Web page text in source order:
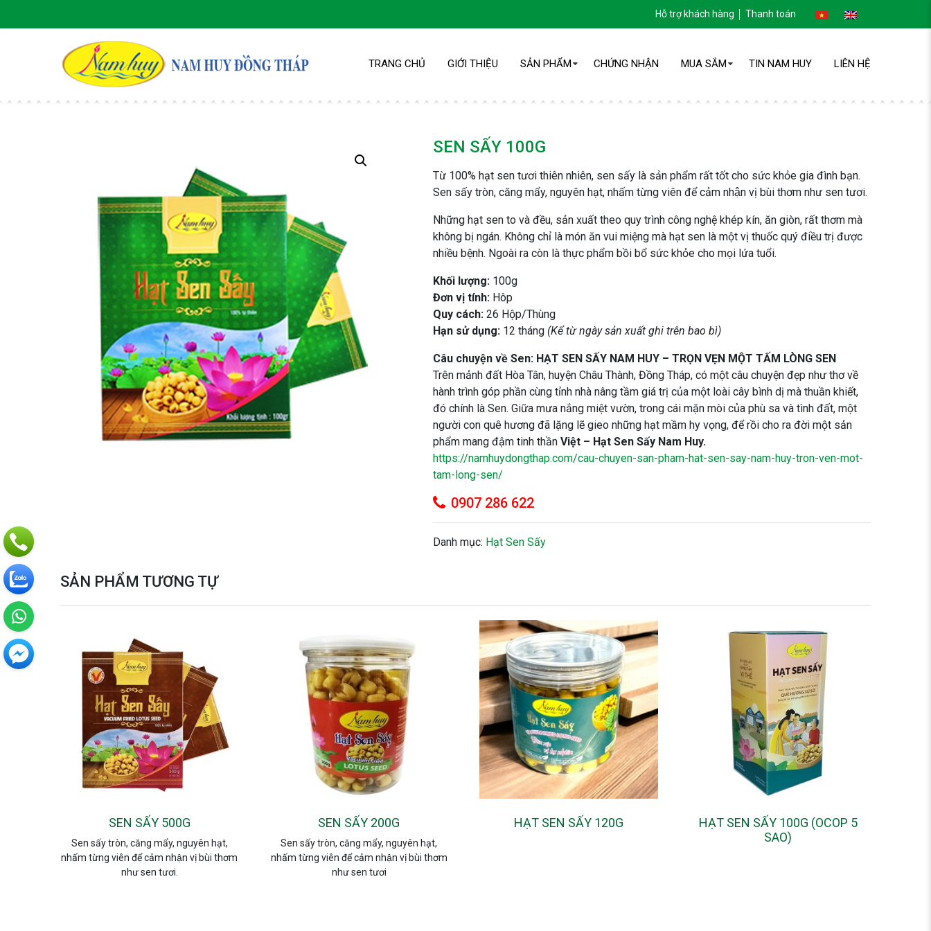
Hỗ trợ khách hàng Thanh toán
TRANG CHỦ GIỚI THIỆU SẢN PHẨM CHỨNG NHẬN MUA SẮM TIN NAM HUY LIÊN HỆ
SEN SẤY 100G
Sản phẩm/Sen Sấy 100g
SEN SẤY 100G
Từ 100% hạt sen tươi thiên nhiên, sen sấy là sản phẩm rất tốt cho sức khỏe gia đình bạn.
Sen sấy tròn, căng mẩy, nguyên hạt, nhấm từng viên để cảm nhận vị bùi thơm như sen tươi.
Những hạt sen to và đều, sản xuất theo quy trình công nghệ khép kín, ăn giòn, rất thơm mà
không bị ngán. Không chỉ là món ăn vui miệng mà hạt sen là một vị thuốc quý điều trị được
nhiều bệnh. Ngoài ra còn là thực phẩm bồi bổ sức khỏe cho mọi lứa tuổi.
Khối lượng: 100g
Đơn vị tính: Hôp
Quy cách: 26 Hộp/Thùng
Hạn sử dụng: 12 tháng (Kể từ ngày sản xuất ghi trên bao bì)
Câu chuyện về Sen: HẠT SEN SẤY NAM HUY – TRỌN VẸN MỘT TẤM LÒNG SEN
Trên mảnh đất Hòa Tân, huyện Châu Thành, Đồng Tháp, có một câu chuyện đẹp như thơ về
hành trình góp phần cùng tỉnh nhà nâng tầm giá trị của một loài cây bình dị mà thuần khiết,
đó chính là Sen. Giữa mưa nắng miệt vườn, trong cái mặn mòi của phù sa và tình đất, một
người con quê hương đã lặng lẽ gieo những hạt mầm hy vọng, để rồi cho ra đời một sản
phẩm mang đậm tinh thầnViệt – Hạt Sen Sấy Nam Huy.
https://namhuydongthap.com/cau-chuyen-san-pham-hat-sen-say-nam-huy-tron-ven-mot-
tam-long-sen/
0907 286 622
Danh mục: Hạt Sen Sấy
SẢN PHẨM TƯƠNG TỰ
SEN SẤY 500G
Sen sấy tròn, căng mẩy, nguyên hạt,
nhấm từng viên để cảm nhận vị bùi thơm
như sen tươi.
SEN SẤY 200G
Sen sấy tròn, căng mẩy, nguyên hạt,
nhấm từng viên để cảm nhận vị bùi thơm
như sen tươi
HẠT SEN SẤY 120G
HẠT SEN SẤY 100G (OCOP 5
SAO)